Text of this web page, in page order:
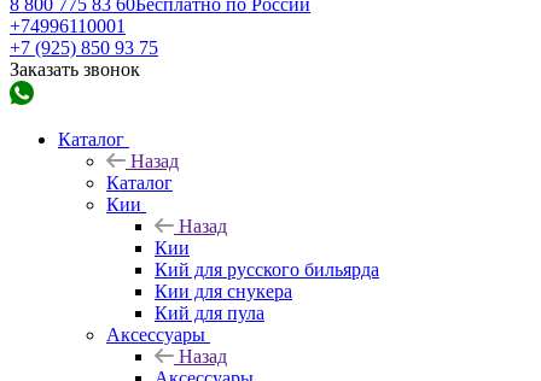
8 800 775 83 60Бесплатно по России
+74996110001
+7 (925) 850 93 75
Заказать звонок
Каталог
Назад
Каталог
Кии
Назад
Кии
Кий для русского бильярда
Кии для снукера
Кий для пула
Аксессуары
Назад